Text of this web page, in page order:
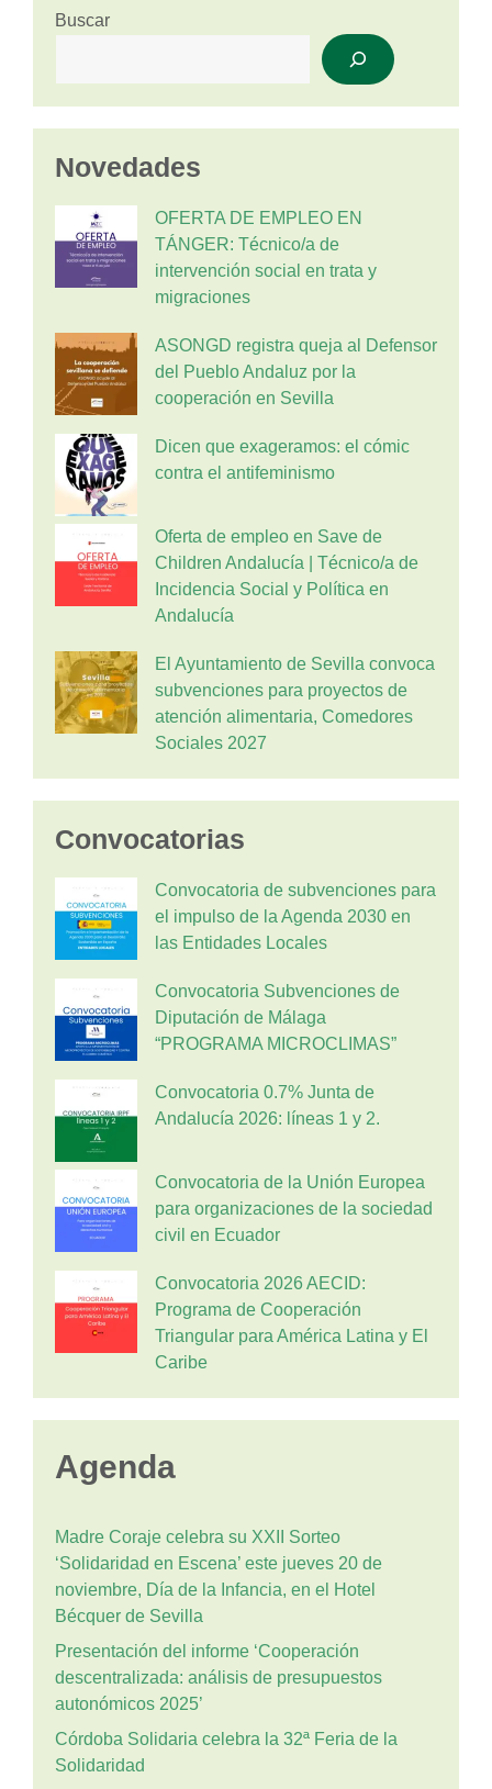
Buscar
Novedades
OFERTA DE EMPLEO EN
TÁNGER: Técnico/a de
intervención social en trata y
migraciones
ASONGD registra queja al Defensor
del Pueblo Andaluz por la
cooperación en Sevilla
Dicen que exageramos: el cómic
contra el antifeminismo
Oferta de empleo en Save de
Children Andalucía | Técnico/a de
Incidencia Social y Política en
Andalucía
El Ayuntamiento de Sevilla convoca
subvenciones para proyectos de
atención alimentaria, Comedores
Sociales 2027
Convocatorias
Convocatoria de subvenciones para
el impulso de la Agenda 2030 en
las Entidades Locales
Convocatoria Subvenciones de
Diputación de Málaga
“PROGRAMA MICROCLIMAS”
Convocatoria 0.7% Junta de
Andalucía 2026: líneas 1 y 2.
Convocatoria de la Unión Europea
para organizaciones de la sociedad
civil en Ecuador
Convocatoria 2026 AECID:
Programa de Cooperación
Triangular para América Latina y El
Caribe
Agenda
Madre Coraje celebra su XXII Sorteo
‘Solidaridad en Escena’ este jueves 20 de
noviembre, Día de la Infancia, en el Hotel
Bécquer de Sevilla
Presentación del informe ‘Cooperación
descentralizada: análisis de presupuestos
autonómicos 2025’
Córdoba Solidaria celebra la 32ª Feria de la
Solidaridad